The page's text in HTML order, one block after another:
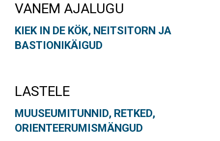
VANEM AJALUGU
KIEK IN DE KÖK, NEITSITORN JA
BASTIONIKÄIGUD
LASTELE
MUUSEUMITUNNID, RETKED,
ORIENTEERUMISMÄNGUD